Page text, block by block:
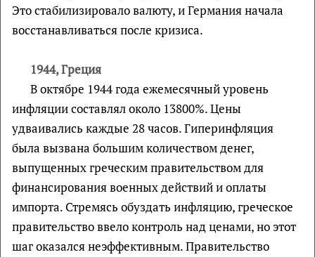
Это стабилизировало валюту, и Германия начала
восстанавливаться после кризиса.
1944, Греция
В октябре 1944 года ежемесячный уровень
инфляции составлял около 13800%. Цены
удваивались каждые 28 часов. Гиперинфляция
была вызвана большим количеством денег,
выпущенных греческим правительством для
финансирования военных действий и оплаты
импорта. Стремясь обуздать инфляцию, греческое
правительство ввело контроль над ценами, но этот
шаг оказался неэффективным. Правительство